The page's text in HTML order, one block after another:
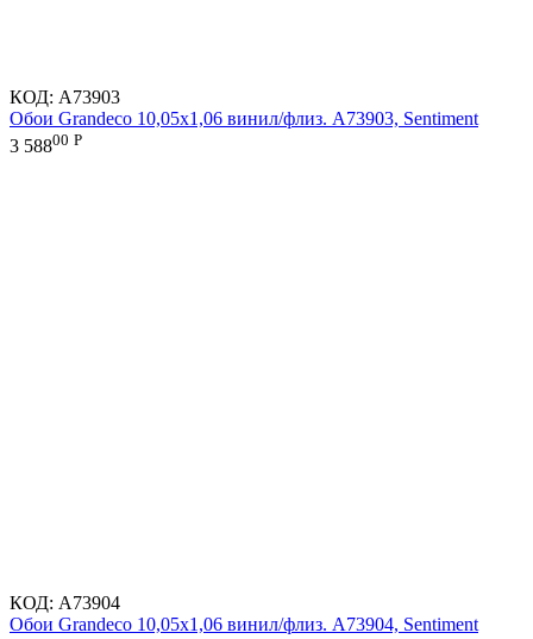
КОД: A73903
Обои Grandeco 10,05х1,06 винил/флиз. A73903, Sentiment
3 58800 Р
КОД: A73904
Обои Grandeco 10,05х1,06 винил/флиз. A73904, Sentiment